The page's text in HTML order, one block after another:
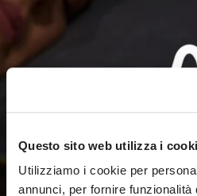
Questo sito web utilizza i
Utilizziamo i cookie per
annunci, per fornire